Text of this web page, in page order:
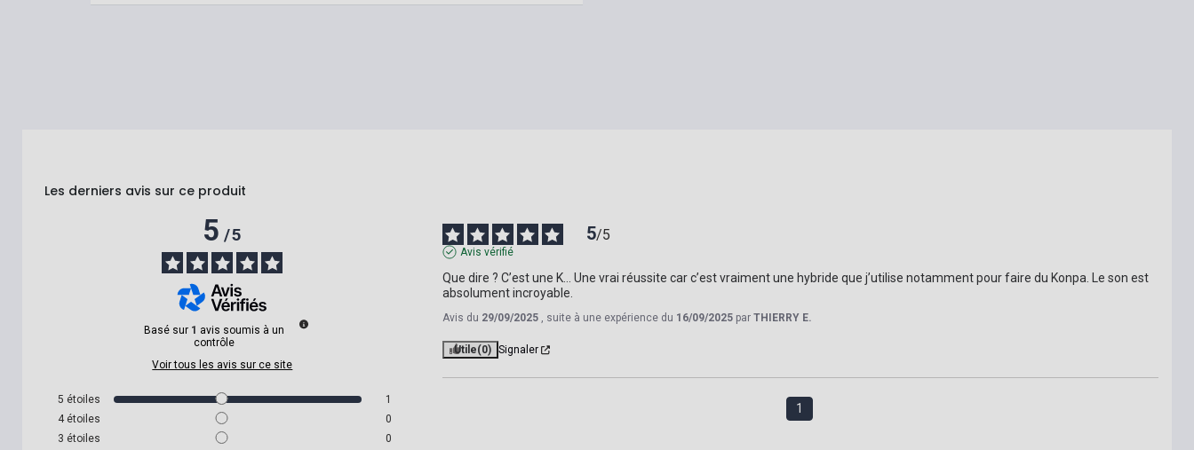
Les derniers avis sur ce produit
5/5
Basé sur 1 avis soumis à un
contrôle
Voir tous les avis sur ce site
5 étoiles
1
4 étoiles
0
3 étoiles
0
5/5
Avis vérifié
Que dire ? C’est une K… Une vrai réussite car c’est vraiment une hybride que j’utilise notamment pour faire du Konpa. Le son est
absolument incroyable.
Avis du 29/09/2025 , suite à une expérience du 16/09/2025 par THIERRY E.
Utile(0) Signaler
1